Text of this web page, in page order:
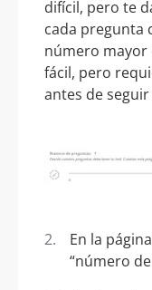
difícil, pero te
cada pregunta
número mayor
fácil, pero
antes de
En la
“número